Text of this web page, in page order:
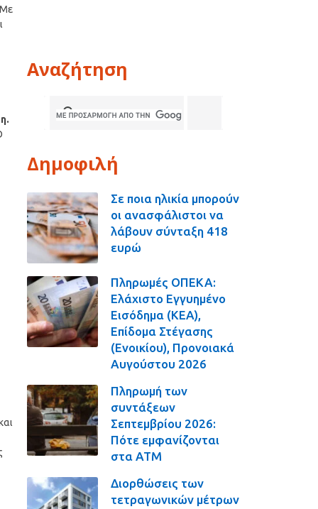
Με
Αναζήτηση
Δημοφιλή
Σε ποια ηλικία μπορούν
οι ανασφάλιστοι να
λάβουν σύνταξη 418
ευρώ
Πληρωμές ΟΠΕΚΑ:
Ελάχιστο Εγγυημένο
Εισόδημα (ΚΕΑ),
Επίδομα Στέγασης
(Ενοικίου), Προνοιακά
Αυγούστου 2026
Πληρωμή των
συντάξεων
Σεπτεμβρίου 2026:
Πότε εμφανίζονται
στα ΑΤΜ
Διορθώσεις των
τετραγωνικών μέτρων